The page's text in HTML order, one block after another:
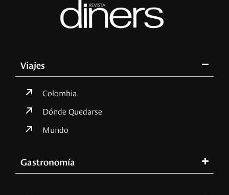
Viajes
Colombia
Dónde Quedarse
Mundo
Gastronomía